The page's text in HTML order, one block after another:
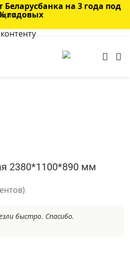
на 3 года под
годовых
2380*1100*890 мм
быстро. Спасибо.